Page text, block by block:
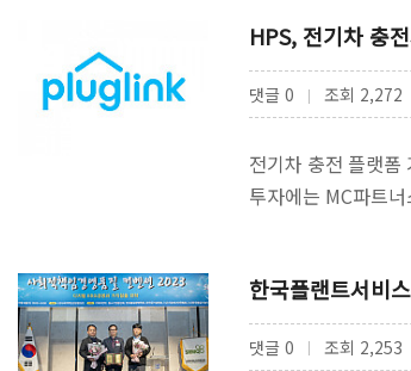
HPS, 전기차 충
댓글 0 | 조회 2,272
전기차 충전 플랫
투자에는 MC파트
한국플랜트서비
댓글 0 | 조회 2,253